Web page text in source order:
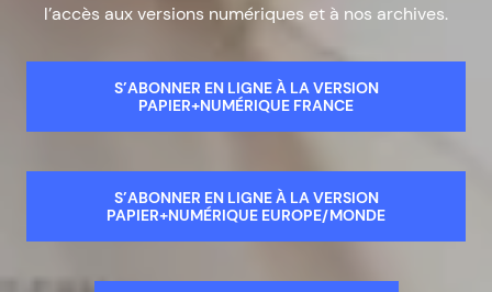
l’accès aux versions numériques et à nos archives.
S’ABONNER EN LIGNE À LA VERSION
PAPIER+NUMÉRIQUE FRANCE
S’ABONNER EN LIGNE À LA VERSION
PAPIER+NUMÉRIQUE EUROPE/MONDE